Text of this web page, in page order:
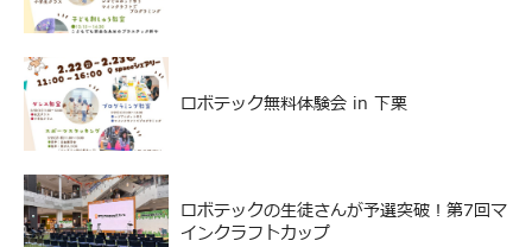
ロボテック無料体験会 in 下栗
ロボテックの生徒さんが予選突破！第7回マ
インクラフトカップ